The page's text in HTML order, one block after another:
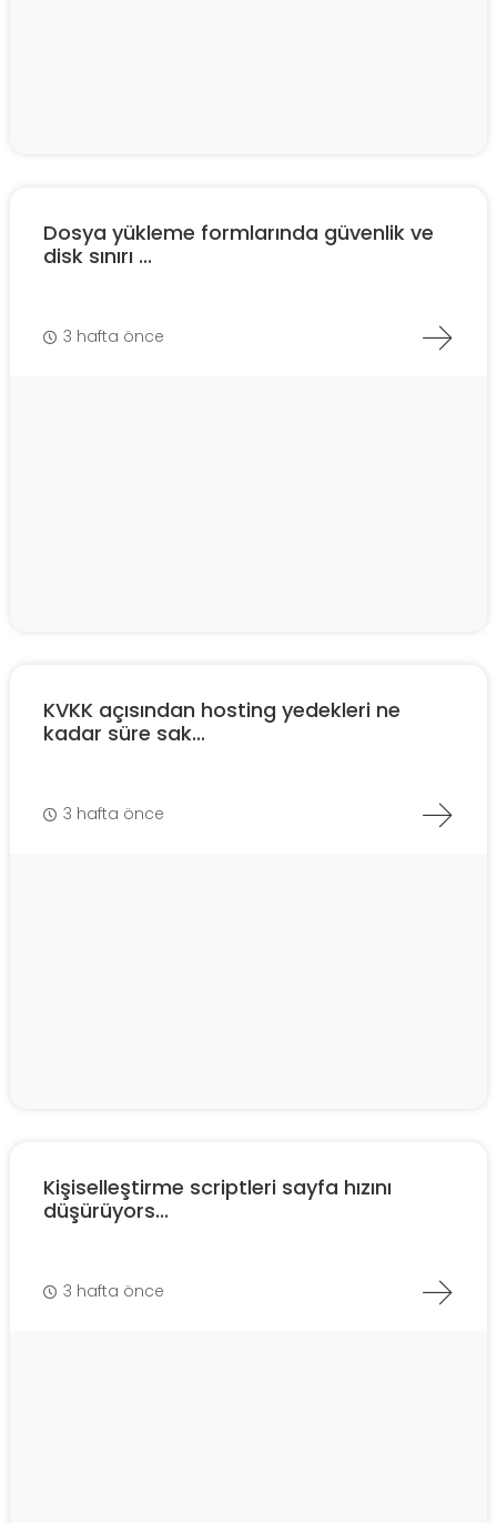
Dosya yükleme formlarında güvenlik ve
disk sınırı ...
3 hafta önce
KVKK açısından hosting yedekleri ne
kadar süre sak...
3 hafta önce
Kişiselleştirme scriptleri sayfa hızını
düşürüyors...
3 hafta önce